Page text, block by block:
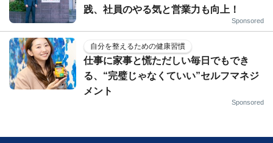
践、社員のやる気と営業力も向上！
Sponsored
自分を整えるための健康習慣
仕事に家事と慌ただしい毎日でもでき
る、“完璧じゃなくていい”セルフマネジ
メント
Sponsored